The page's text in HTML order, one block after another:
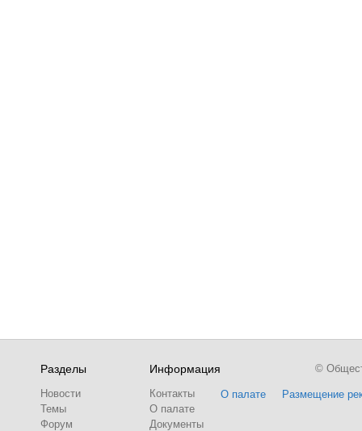
Разделы
Новости
Темы
Форум
Информация
Контакты
О палате
Документы
О палате Размещение
©